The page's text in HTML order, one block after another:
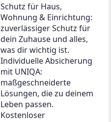
Schutz für Haus,
Wohnung & Einrichtung:
zuverlässiger Schutz für
dein Zuhause und alles,
was dir wichtig ist.
Individuelle Absicherung
mit UNIQA:
maßgeschneiderte
Lösungen, die zu deinem
Leben passen.
Kostenloser